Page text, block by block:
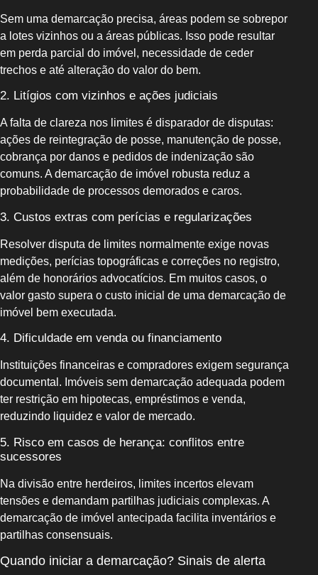
Sem uma demarcação precisa, áreas podem se sobrepor
a lotes vizinhos ou a áreas públicas. Isso pode resultar
em perda parcial do imóvel, necessidade de ceder
trechos e até alteração do valor do bem.
2. Litígios com vizinhos e ações judiciais
A falta de clareza nos limites é disparador de disputas:
ações de reintegração de posse, manutenção de posse,
cobrança por danos e pedidos de indenização são
comuns. A demarcação de imóvel robusta reduz a
probabilidade de processos demorados e caros.
3. Custos extras com perícias e regularizações
Resolver disputa de limites normalmente exige novas
medições, perícias topográficas e correções no registro,
além de honorários advocatícios. Em muitos casos, o
valor gasto supera o custo inicial de uma demarcação de
imóvel bem executada.
4. Dificuldade em venda ou financiamento
Instituições financeiras e compradores exigem segurança
documental. Imóveis sem demarcação adequada podem
ter restrição em hipotecas, empréstimos e venda,
reduzindo liquidez e valor de mercado.
5. Risco em casos de herança: conflitos entre
sucessores
Na divisão entre herdeiros, limites incertos elevam
tensões e demandam partilhas judiciais complexas. A
demarcação de imóvel antecipada facilita inventários e
partilhas consensuais.
Quando iniciar a demarcação? Sinais de alerta